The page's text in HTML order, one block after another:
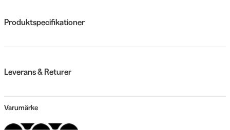
Produktspecifikationer
Leverans & Returer
Varumärke